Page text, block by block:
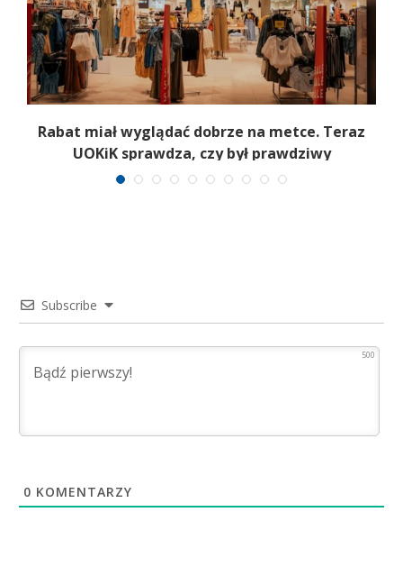
Rabat miał wyglądać dobrze na metce. Teraz
UOKiK sprawdza, czy był prawdziwy
Subscribe
500
0 KOMENTARZY